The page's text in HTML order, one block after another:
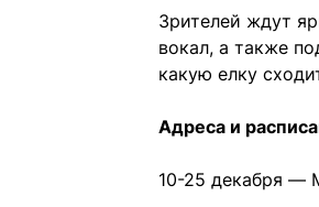
Зрителей ждут
вокал, а также
какую елку
Адреса и
10-25 декабря —